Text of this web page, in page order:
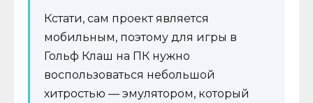
Кстати, сам проект является
мобильным, поэтому для игры в
Гольф Клаш на ПК нужно
воспользоваться небольшой
хитростью — эмулятором, который